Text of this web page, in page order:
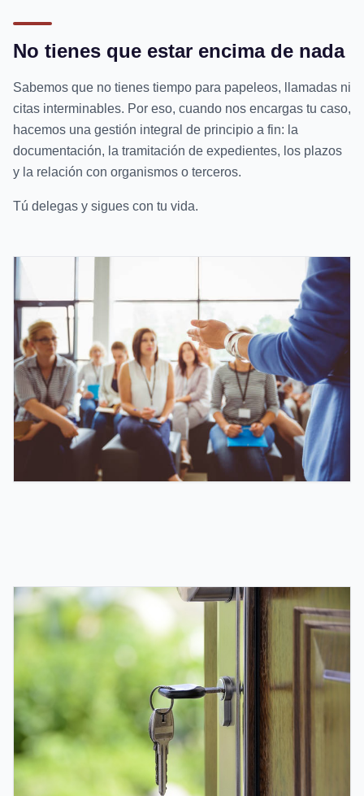
No tienes que estar encima de nada
Sabemos que no tienes tiempo para papeleos, llamadas ni
citas interminables. Por eso, cuando nos encargas tu caso,
hacemos una gestión integral de principio a fin: la
documentación, la tramitación de expedientes, los plazos
y la relación con organismos o terceros.
Tú delegas y sigues con tu vida.